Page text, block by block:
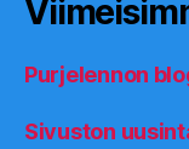
Purjelennon
Sivuston